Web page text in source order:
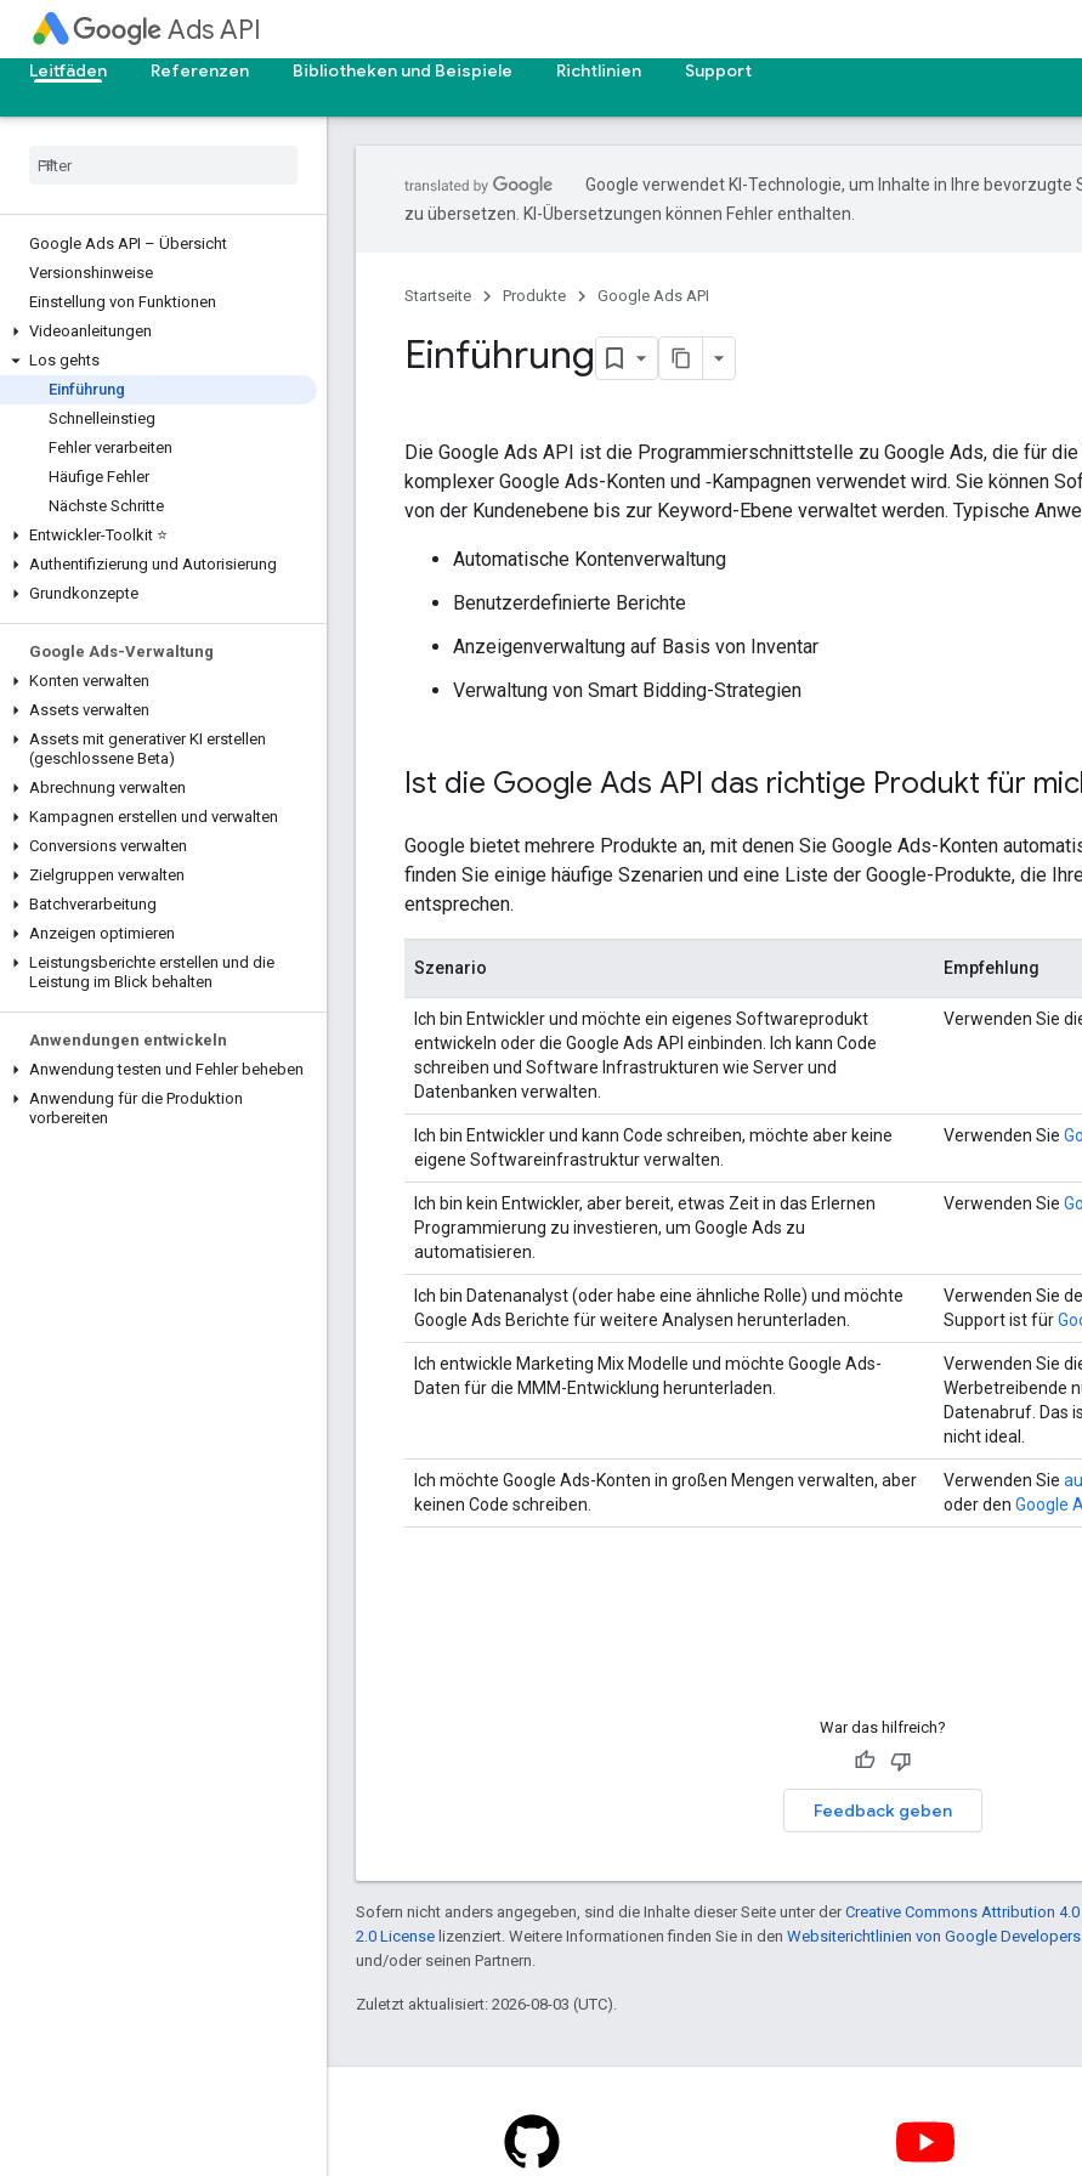
Ads API
Leitfäden Referenzen Bibliotheken und Beispiele Richtlinien Support
Google Ads API – Übersicht
Versionshinweise
Einstellung von Funktionen
Videoanleitungen
Los gehts
Einführung
Schnelleinstieg
Fehler verarbeiten
Häufige Fehler
Nächste Schritte
Entwickler-Toolkit ⭐
Authentifizierung und Autorisierung
Grundkonzepte
Google Ads-Verwaltung
Konten verwalten
Assets verwalten
Assets mit generativer KI erstellen
(geschlossene Beta)
Abrechnung verwalten
Kampagnen erstellen und verwalten
Conversions verwalten
Zielgruppen verwalten
Batchverarbeitung
Anzeigen optimieren
Leistungsberichte erstellen und die
Leistung im Blick behalten
Anwendungen entwickeln
Anwendung testen und Fehler beheben
Anwendung für die Produktion
vorbereiten
Google verwendet KI-Technologie, um Inhalte in Ihre bevorzugte
zu übersetzen. KI-Übersetzungen können Fehler enthalten.
Startseite Produkte Google Ads API
Einführung
Die Google Ads API ist die Programmierschnittstelle zu Google Ads, die für
komplexer Google Ads-Konten und ‑Kampagnen verwendet wird. Sie können
von der Kundenebene bis zur Keyword-Ebene verwaltet werden. Typische
Automatische Kontenverwaltung
Benutzerdefinierte Berichte
Anzeigenverwaltung auf Basis von Inventar
Verwaltung von Smart Bidding-Strategien
Ist die Google Ads API das richtige Produkt für
Google bietet mehrere Produkte an, mit denen Sie Google Ads-Konten
finden Sie einige häufige Szenarien und eine Liste der Google-Produkte, die
entsprechen.
Szenario Empfehlung
Ich bin Entwickler und möchte ein eigenes Softwareprodukt
entwickeln oder die Google Ads API einbinden. Ich kann Code
schreiben und Software Infrastrukturen wie Server und
Datenbanken verwalten.
Verwenden Sie
Ich bin Entwickler und kann Code schreiben, möchte aber keine
eigene Softwareinfrastruktur verwalten.
Verwenden Sie
Ich bin kein Entwickler, aber bereit, etwas Zeit in das Erlernen
Programmierung zu investieren, um Google Ads zu
automatisieren.
Verwenden Sie
Ich bin Datenanalyst (oder habe eine ähnliche Rolle) und möchte
Google Ads Berichte für weitere Analysen herunterladen.
Verwenden Sie
Support ist für
Ich entwickle Marketing Mix Modelle und möchte Google Ads-
Daten für die MMM-Entwicklung herunterladen.
Verwenden Sie
Werbetreibende
Datenabruf. Das
nicht ideal.
Ich möchte Google Ads-Konten in großen Mengen verwalten, aber
keinen Code schreiben.
Verwenden Sie
oder den Google
War das hilfreich?
Feedback geben
Sofern nicht anders angegeben, sind die Inhalte dieser Seite unter derCreative Commons Attribution
2.0 License lizenziert. Weitere Informationen finden Sie in den Websiterichtlinien von Google Developers
und/oder seinen Partnern.
Zuletzt aktualisiert: 2026-08-03 (UTC).